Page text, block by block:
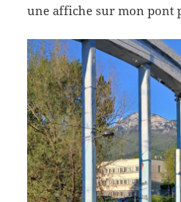
une affiche sur mon pont